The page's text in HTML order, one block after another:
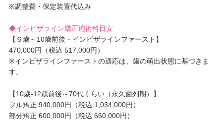
※調整費・保定装置代込み
◆インビザライン矯正施術料目安
【６歳～10歳前後・インビザラインファースト】
470,000円（税込 517,000円）
※インビザラインファーストの適応は、歯の萌出状態に基づきま
す。
【10歳-12歳前後～70代くらい（永久歯列期）】
フル矯正 940,000円（税込 1,034,000円）
部分矯正 600,000円（税込 660,000円）